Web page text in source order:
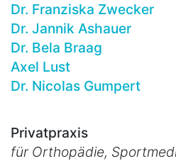
Dr. Franziska Zwecker
Dr. Jannik Ashauer
Dr. Bela Braag
Axel Lust
Dr. Nicolas Gumpert
Privatpraxis
für Orthopädie,